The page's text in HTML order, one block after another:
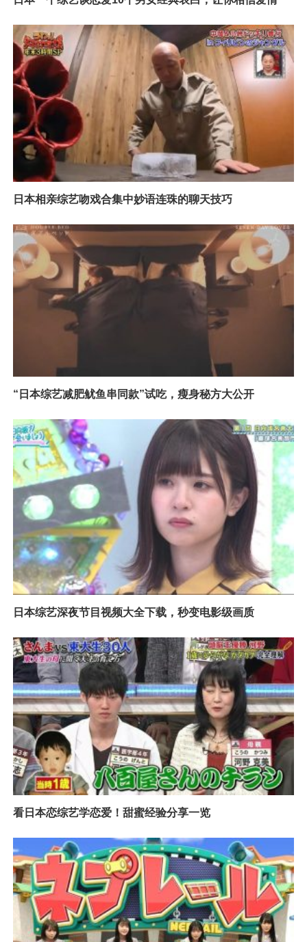
日本相亲综艺吻戏合集中妙语连珠的聊天技巧
“日本综艺减肥鱿鱼串同款”试吃，瘦身秘方大公开
日本综艺深夜节目视频大全下载，秒变电影级画质
看日本恋综艺学恋爱！甜蜜经验分享一览